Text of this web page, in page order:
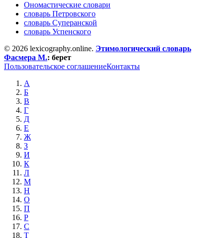
Ономастические словари
словарь Петровского
словарь Суперанской
словарь Успенского
© 2026 lexicography.online. Этимологический словарь
Фасмера М.: берет
Пользовательское соглашениеКонтакты
А
Б
В
Г
Д
Е
Ж
З
И
К
Л
М
Н
О
П
Р
С
Т